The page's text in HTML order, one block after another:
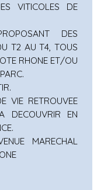
VITICOLES DE
DES
T2 AU T4, TOUS
RHONE ET/OU
VIE RETROUVEE
DECOUVRIR EN
MARECHAL